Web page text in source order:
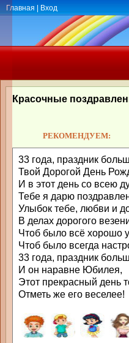
Главная Вход
Красочные
РЕКОМЕНДУЕМ:
33 года, праздник
Твой Дорогой День
И в этот день со всею
Тебе я дарю
Улыбок тебе, любви и
В делах дорогого
Чтоб было всё хорошо
Чтоб было всегда
33 года, праздник
И он наравне Юбилея,
Этот прекрасный день
Отметь же его веселее!